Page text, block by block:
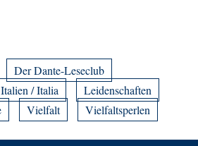
Der Dante-Leseclub
Italien / Italia
Leidenschaften
Vielfalt
Vielfaltsperlen